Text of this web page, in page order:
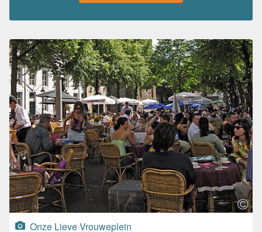
Onze Lieve Vrouweplein